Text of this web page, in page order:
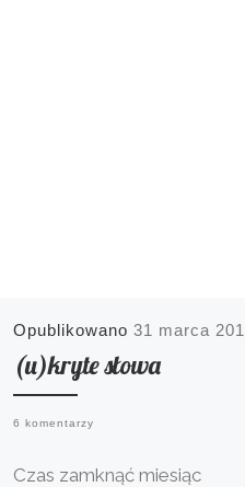
Opublikowano31 marca
(u)kryte słowa
6 komentarzy
Czas zamknąć miesiąc